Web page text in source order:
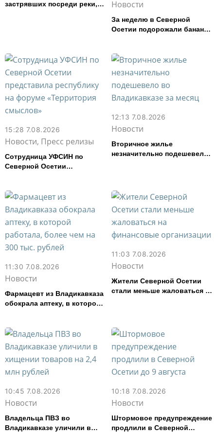
застрявших посреди реки,
Новости
За неделю в Северной
Осетии подорожали бананы
картофель
15:28 7.08.2026
Новости, Пресс релизы
Сотрудница УФСИН по
Северной Осетии
смыслов»
12:13 7.08.2026
Новости
Вторичное жилье
незначительно подешевело
11:30 7.08.2026
Новости
Фармацевт из Владикавказа
обокрала аптеку, в которой
11:03 7.08.2026
Новости
Жители Северной Осетии
стали меньше жаловаться на
10:45 7.08.2026
Новости
Владельца ПВЗ во
Владикавказе уличили в
10:18 7.08.2026
Новости
Штормовое предупреждение
продлили в Северной